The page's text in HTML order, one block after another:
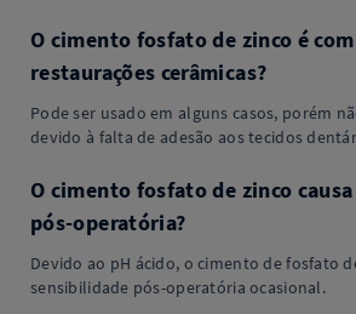
O cimento fosfato de zinco é
restaurações cerâmicas?
Pode ser usado em alguns casos, porém
devido à falta de adesão aos tecidos
O cimento fosfato de zinco
pós-operatória?
Devido ao pH ácido, o cimento de fosfato
sensibilidade pós-operatória ocasional.